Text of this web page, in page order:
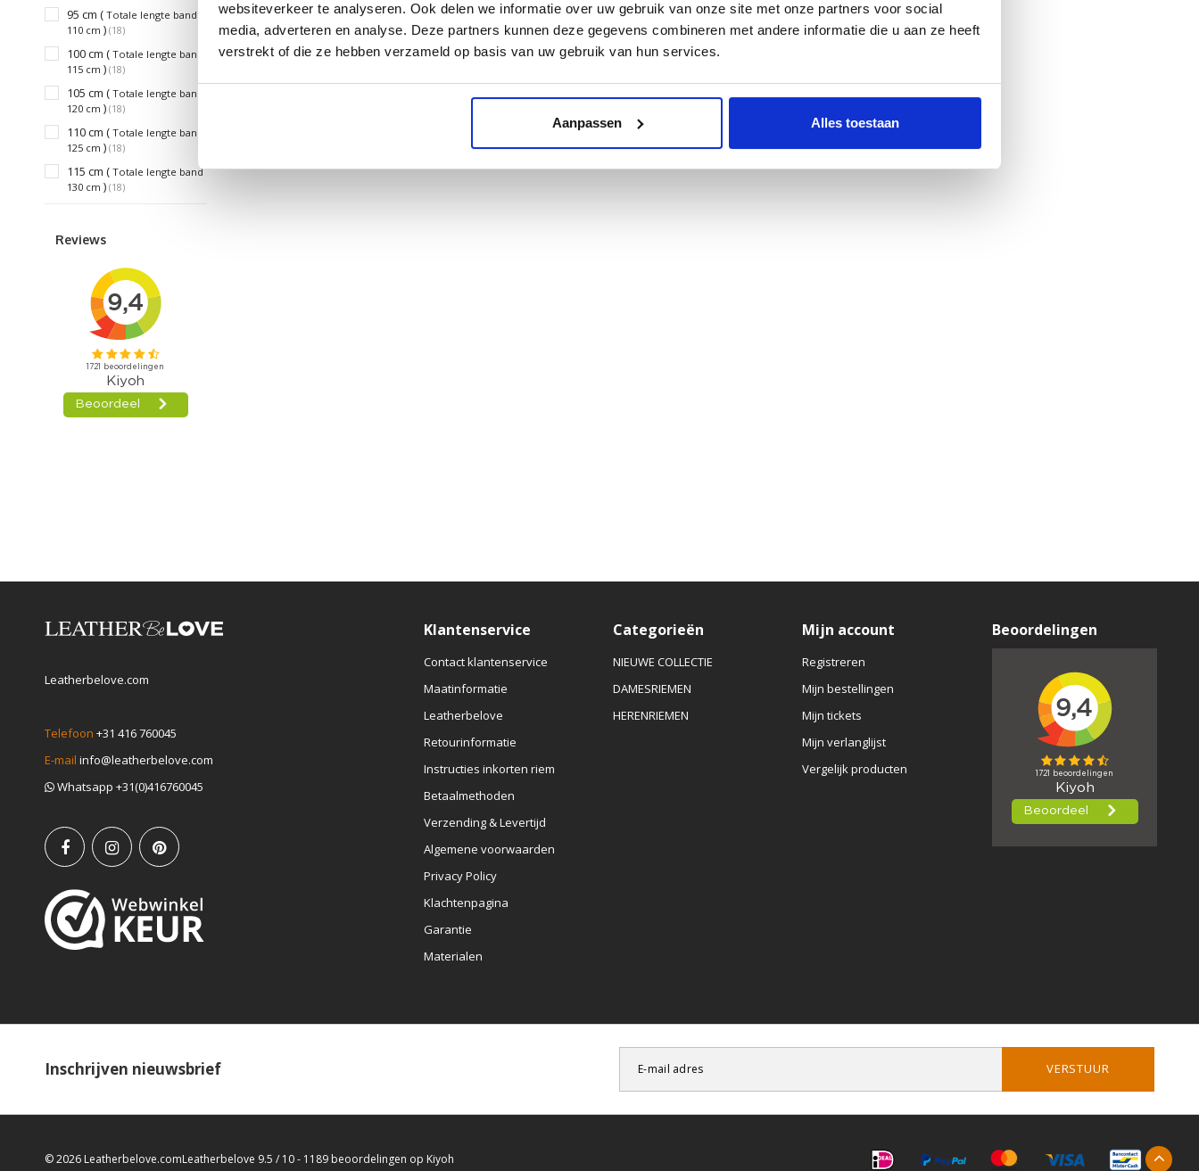
websiteverkeer te analyseren. Ook delen we informatie over uw gebruik van onze site met onze partners voor social
media, adverteren en analyse. Deze partners kunnen deze gegevens combineren met andere informatie die u aan ze heeft
verstrekt of die ze hebben verzameld op basis van uw gebruik van hun services.
Aanpassen Alles toestaan
95 cm ( Totale lengte band
110 cm ) (18)
100 cm ( Totale lengte band
115 cm ) (18)
105 cm ( Totale lengte band
120 cm ) (18)
110 cm ( Totale lengte band
125 cm ) (18)
115 cm ( Totale lengte band
130 cm ) (18)
Reviews
Leatherbelove.com
Telefoon +31 416 760045
E-mail info@leatherbelove.com
Whatsapp +31(0)416760045
Klantenservice
Contact klantenservice
Maatinformatie
Leatherbelove
Retourinformatie
Instructies inkorten riem
Betaalmethoden
Verzending & Levertijd
Algemene voorwaarden
Privacy Policy
Klachtenpagina
Garantie
Materialen
Categorieën
NIEUWE COLLECTIE
DAMESRIEMEN
HERENRIEMEN
Mijn account
Registreren
Mijn bestellingen
Mijn tickets
Mijn verlanglijst
Vergelijk producten
Beoordelingen
Inschrijven nieuwsbrief VERSTUUR
© 2026 Leatherbelove.comLeatherbelove 9.5 / 10- 1189 beoordelingen op Kiyoh